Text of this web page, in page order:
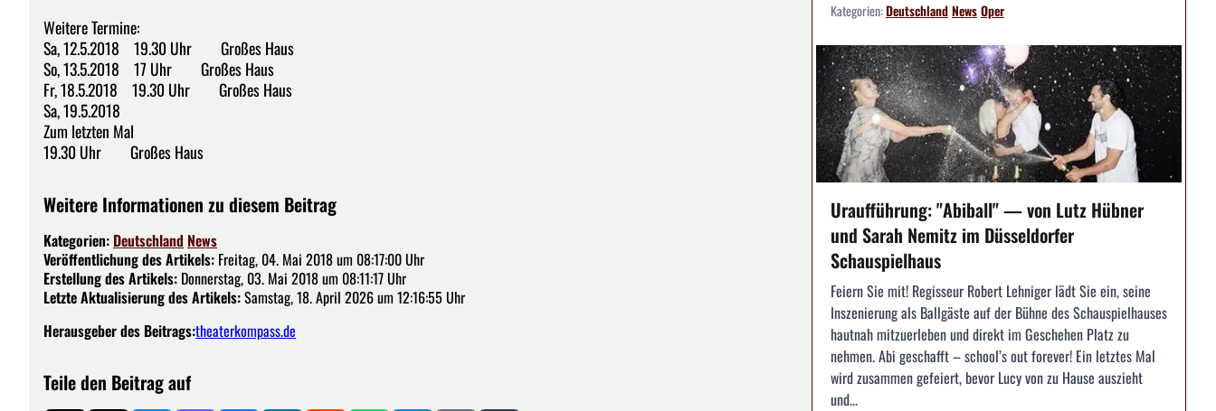
Wei­te­re Ter­mi­ne:
Sa, 12.5.2018 19.30 Uhr Großes Haus
So, 13.5.2018 17 Uhr Großes Haus
Fr, 18.5.2018 19.30 Uhr Großes Haus
Sa, 19.5.2018
Zum letzten Mal
19.30 Uhr Großes Haus
Weitere Informationen zu diesem Beitrag
Kategorien: Deutschland News
Veröffentlichung des Artikels: Freitag, 04. Mai 2018 um 08:17:00 Uhr
Erstellung des Artikels: Donnerstag, 03. Mai 2018 um 08:11:17 Uhr
Letzte Aktualisierung des Artikels:Samstag, 18. April 2026 um 12:16:55 Uhr
Herausgeber des Beitrags:theaterkompass.de
Teile den Beitrag auf
Kategorien:DeutschlandNewsOper
Uraufführung: "Abiball" — von Lutz Hübner
und Sarah Nemitz im Düsseldorfer
Schauspielhaus
Feiern Sie mit! Regisseur Robert Lehniger lädt Sie ein, seine
Inszenierung als Ballgäste auf der Bühne des Schauspielhauses
hautnah mitzuerleben und direkt im Geschehen Platz zu
nehmen. Abi geschafft – school’s out forever! Ein letztes Mal
wird zusammen gefeiert, bevor Lucy von zu Hause auszieht
und...